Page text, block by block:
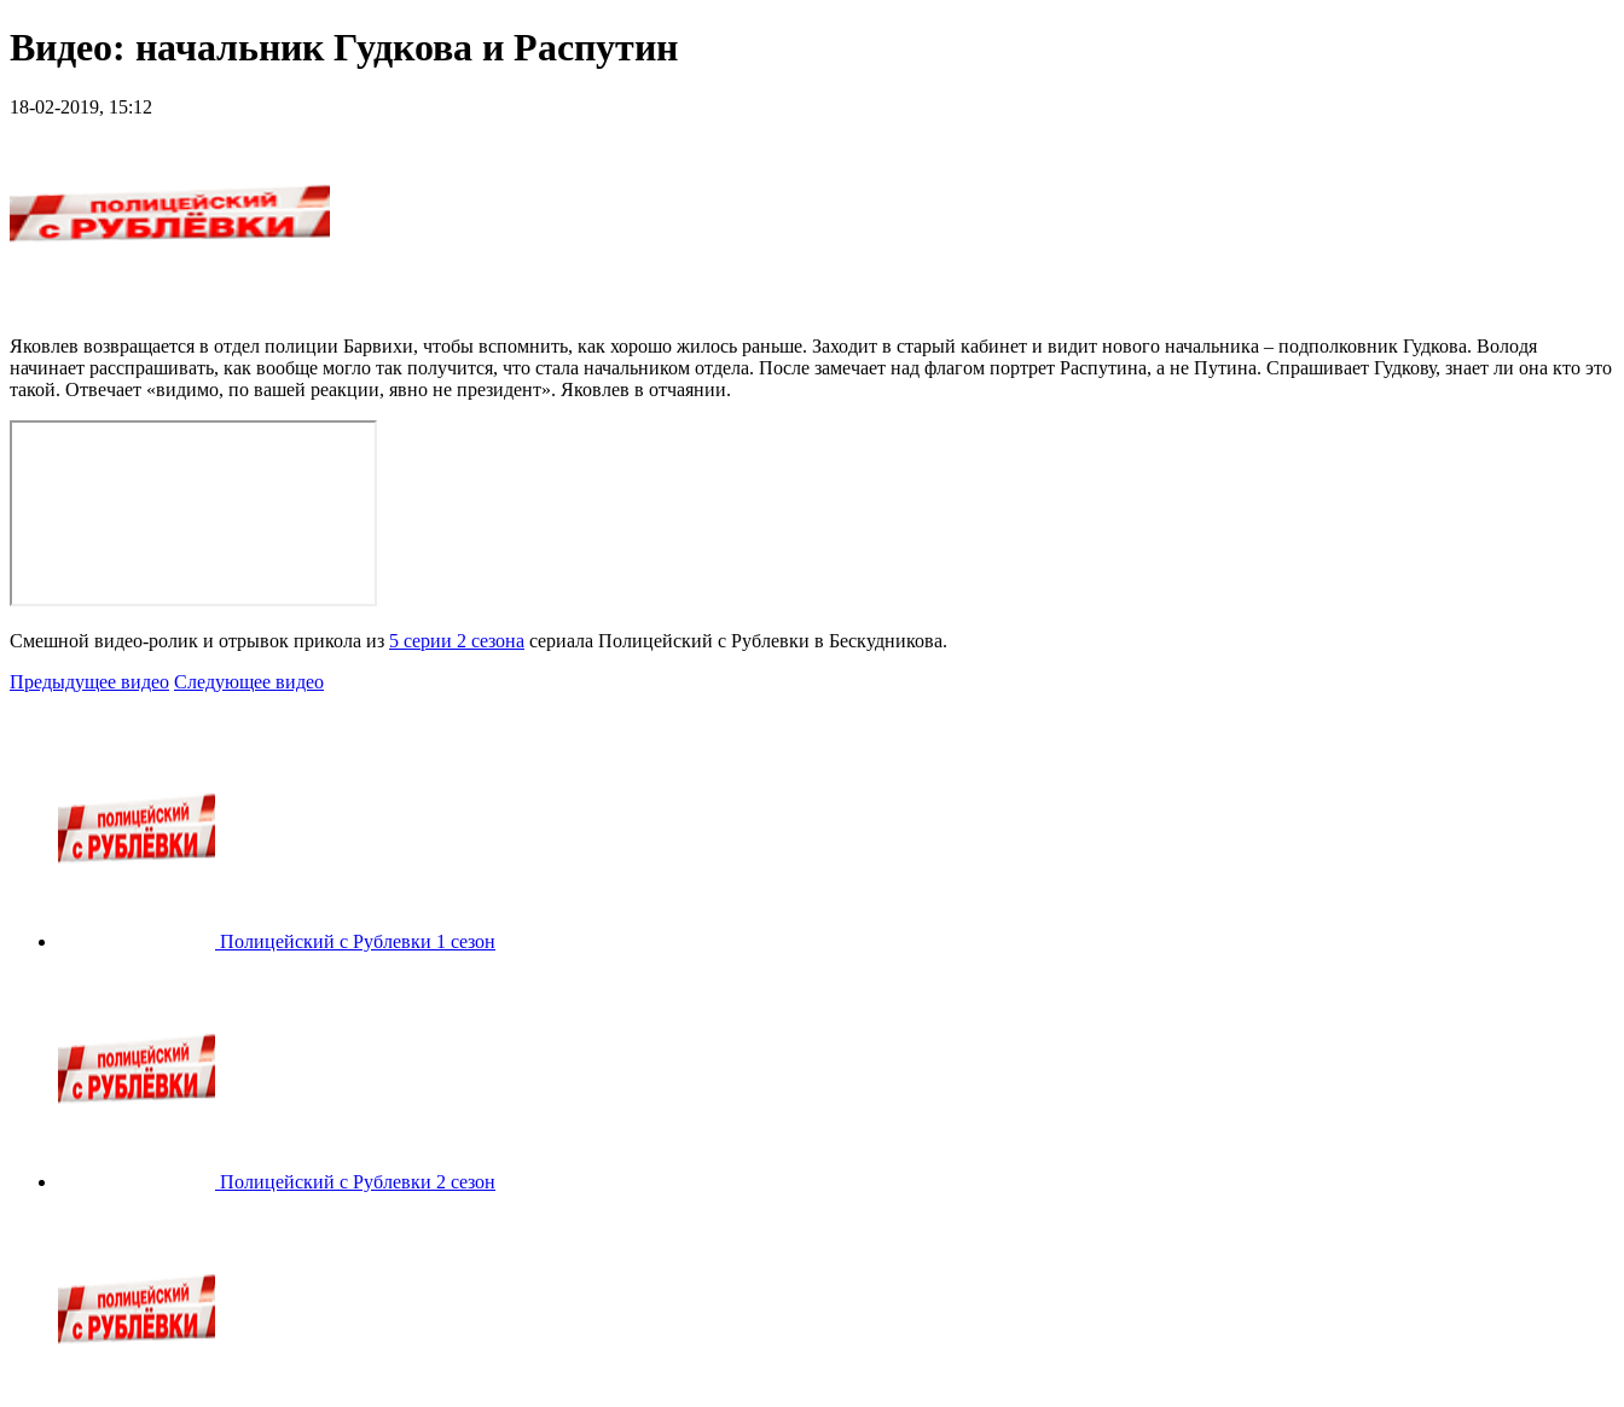
Видео: начальник Гудкова и Распутин
18-02-2019, 15:12
Яковлев возвращается в отдел полиции Барвихи, чтобы вспомнить, как хорошо жилось раньше. Заходит в старый кабинет и видит нового начальника – подполковник Гудкова. Володя
начинает расспрашивать, как вообще могло так получится, что стала начальником отдела. После замечает над флагом портрет Распутина, а не Путина. Спрашивает Гудкову, знает ли она кто это
такой. Отвечает «видимо, по вашей реакции, явно не президент». Яковлев в отчаянии.
Смешной видео-ролик и отрывок прикола из 5 серии 2 сезона сериала Полицейский с Рублевки в Бескудникова.
Предыдущее видео Следующее видео
Полицейский с Рублевки 1 сезон
Полицейский с Рублевки 2 сезон